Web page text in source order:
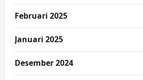
Februari 2025
Januari 2025
Desember 2024